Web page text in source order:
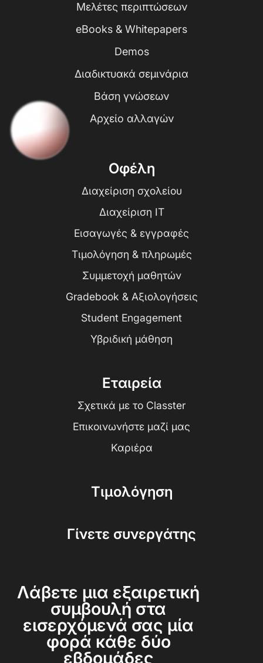
Μελέτες περιπτώσεων
eBooks & Whitepapers
Demos
Διαδικτυακά σεμινάρια
Βάση γνώσεων
Αρχείο αλλαγών
Οφέλη
Διαχείριση σχολείου
Διαχείριση IT
Εισαγωγές & εγγραφές
Τιμολόγηση & πληρωμές
Συμμετοχή μαθητών
Gradebook & Αξιολογήσεις
Student Engagement
Υβριδική μάθηση
Εταιρεία
Σχετικά με το Classter
Επικοινωνήστε μαζί μας
Καριέρα
Τιμολόγηση
Γίνετε συνεργάτης
Λάβετε μια εξαιρετική
συμβουλή στα
εισερχόμενά σας μία
φορά κάθε δύο
εβδομάδες